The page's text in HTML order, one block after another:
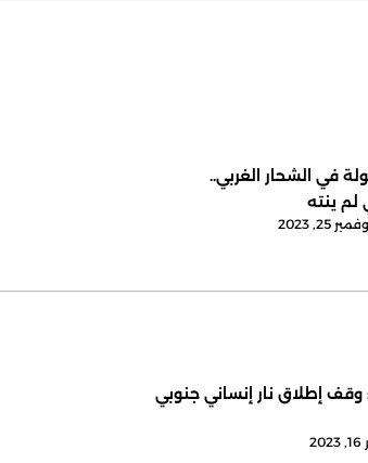
في الشحار الغربي..
لم ينته
25, 2023
وقف إطلاق نار إنساني جنوبي